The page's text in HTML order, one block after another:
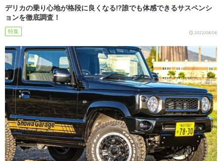
デリカの乗り心地が格段に良くなる!?誰でも体感できるサスペンシ
ョンを徹底調査！
特集 2022/08/06